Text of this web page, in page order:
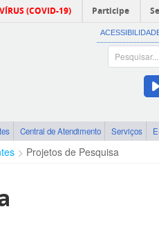
(COVID-19) Participe
Central de Atendimento Serviços
Projetos de Pesquisa